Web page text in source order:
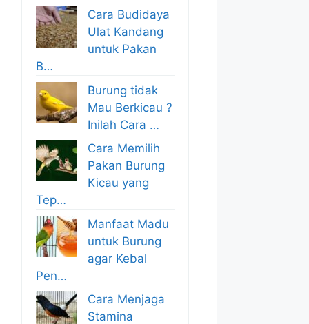
Cara Budidaya
Ulat Kandang
untuk Pakan
B…
Burung tidak
Mau Berkicau ?
Inilah Cara …
Cara Memilih
Pakan Burung
Kicau yang
Tep…
Manfaat Madu
untuk Burung
agar Kebal
Pen…
Cara Menjaga
Stamina